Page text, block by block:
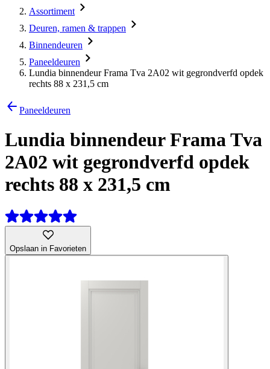
Assortiment
Deuren, ramen & trappen
Binnendeuren
Paneeldeuren
Lundia binnendeur Frama Tva 2A02 wit gegrondverfd opdek
rechts 88 x 231,5 cm
Paneeldeuren
Lundia binnendeur Frama Tva
2A02 wit gegrondverfd opdek
rechts 88 x 231,5 cm
Opslaan in Favorieten